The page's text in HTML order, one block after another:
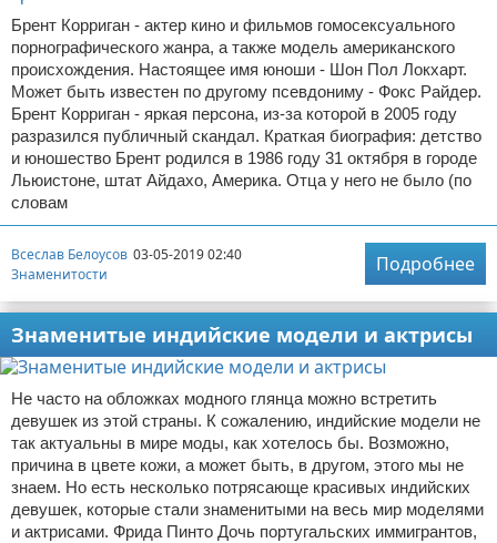
Брент Корриган - актер кино и фильмов гомосексуального
порнографического жанра, а также модель американского
происхождения. Настоящее имя юноши - Шон Пол Локхарт.
Может быть известен по другому псевдониму - Фокс Райдер.
Брент Корриган - яркая персона, из-за которой в 2005 году
разразился публичный скандал. Краткая биография: детство
и юношество Брент родился в 1986 году 31 октября в городе
Льюистоне, штат Айдахо, Америка. Отца у него не было (по
словам
Всеслав Белоусов 03-05-2019 02:40
Знаменитости
Подробнее
Знаменитые индийские модели и актрисы
Не часто на обложках модного глянца можно встретить
девушек из этой страны. К сожалению, индийские модели не
так актуальны в мире моды, как хотелось бы. Возможно,
причина в цвете кожи, а может быть, в другом, этого мы не
знаем. Но есть несколько потрясающе красивых индийских
девушек, которые стали знаменитыми на весь мир моделями
и актрисами. Фрида Пинто Дочь португальских иммигрантов,